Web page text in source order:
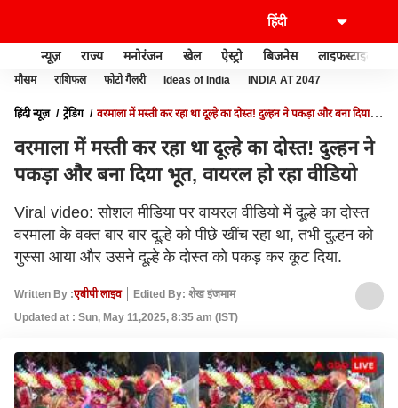
न्यूज़ राज्य मनोरंजन खेल ऐस्ट्रो बिजनेस लाइफस्टाइल
मौसम राशिफल फोटो गैलरी Ideas of India INDIA AT 2047
हिंदी न्यूज़ ट्रेंडिंग
वरमाला में मस्ती कर रहा था दूल्हे का दोस्त! दुल्हन ने पकड़ा और बना दिया
वरमाला में मस्ती कर रहा था दूल्हे का दोस्त! दुल्हन ने
पकड़ा और बना दिया भूत, वायरल हो रहा वीडियो
Viral video: सोशल मीडिया पर वायरल वीडियो में दूल्हे का दोस्त
वरमाला के वक्त बार बार दूल्हे को पीछे खींच रहा था, तभी दुल्हन को
गुस्सा आया और उसने दूल्हे के दोस्त को पकड़ कर कूट दिया.
Written By :एबीपी लाइव
Edited By: शेख इंजमाम
Updated at : Sun, May 11,2025, 8:35 am (IST)